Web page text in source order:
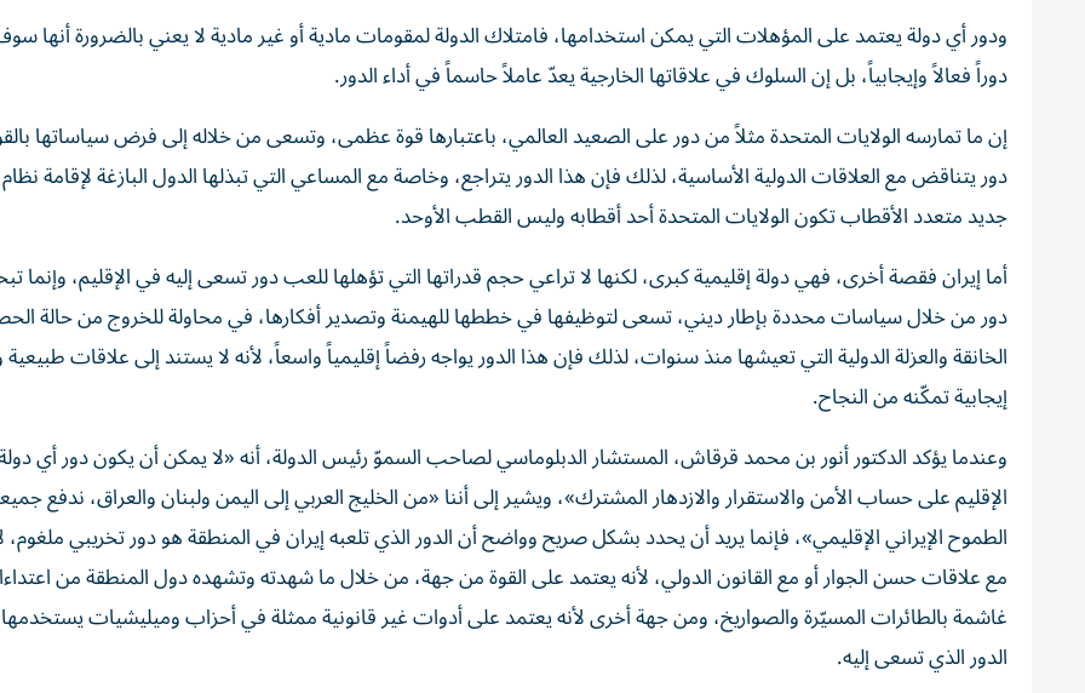
ودور أي دولة يعتمد على المؤهلات التي يمكن استخدامها، فامتلاك الدولة لمقومات مادية أو غير مادية لا يعني بالضرورة أنها
دوراً فعالاً وإيجابياً، بل إن السلوك في علاقاتها الخارجية يعدّ عاملاً حاسماً في أداء الدور.
إن ما تمارسه الولايات المتحدة مثلاً من دور على الصعيد العالمي، باعتبارها قوة عظمى، وتسعى من خلاله إلى فرض سياساتها
دور يتناقض مع العلاقات الدولية الأساسية، لذلك فإن هذا الدور يتراجع، وخاصة مع المساعي التي تبذلها الدول البازغة لإقامة
جديد متعدد الأقطاب تكون الولايات المتحدة أحد أقطابه وليس القطب الأوحد.
أما إيران فقصة أخرى، فهي دولة إقليمية كبرى، لكنها لا تراعي حجم قدراتها التي تؤهلها للعب دور تسعى إليه في الإقليم،
دور من خلال سياسات محددة بإطار ديني، تسعى لتوظيفها في خططها للهيمنة وتصدير أفكارها، في محاولة للخروج من حالة
الخانقة والعزلة الدولية التي تعيشها منذ سنوات، لذلك فإن هذا الدور يواجه رفضاً إقليمياً واسعاً، لأنه لا يستند إلى علاقات
إيجابية تمكّنه من النجاح.
وعندما يؤكد الدكتور أنور بن محمد قرقاش، المستشار الدبلوماسي لصاحب السموّ رئيس الدولة، أنه «لا يمكن أن يكون دور أي
الإقليم على حساب الأمن والاستقرار والازدهار المشترك»، ويشير إلى أننا «من الخليج العربي إلى اليمن ولبنان والعراق، ندفع
الطموح الإيراني الإقليمي»، فإنما يريد أن يحدد بشكل صريح وواضح أن الدور الذي تلعبه إيران في المنطقة هو دور تخريبي
مع علاقات حسن الجوار أو مع القانون الدولي، لأنه يعتمد على القوة من جهة، من خلال ما شهدته وتشهده دول المنطقة من
غاشمة بالطائرات المسيّرة والصواريخ، ومن جهة أخرى لأنه يعتمد على أدوات غير قانونية ممثلة في أحزاب وميليشيات
الدور الذي تسعى إليه.